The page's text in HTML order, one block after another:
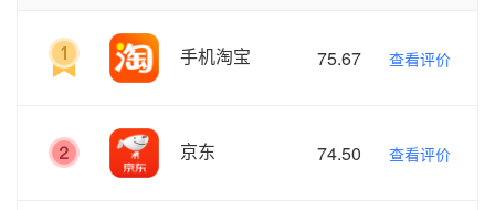
手机淘宝 75.67 查看评价
京东 74.50 查看评价